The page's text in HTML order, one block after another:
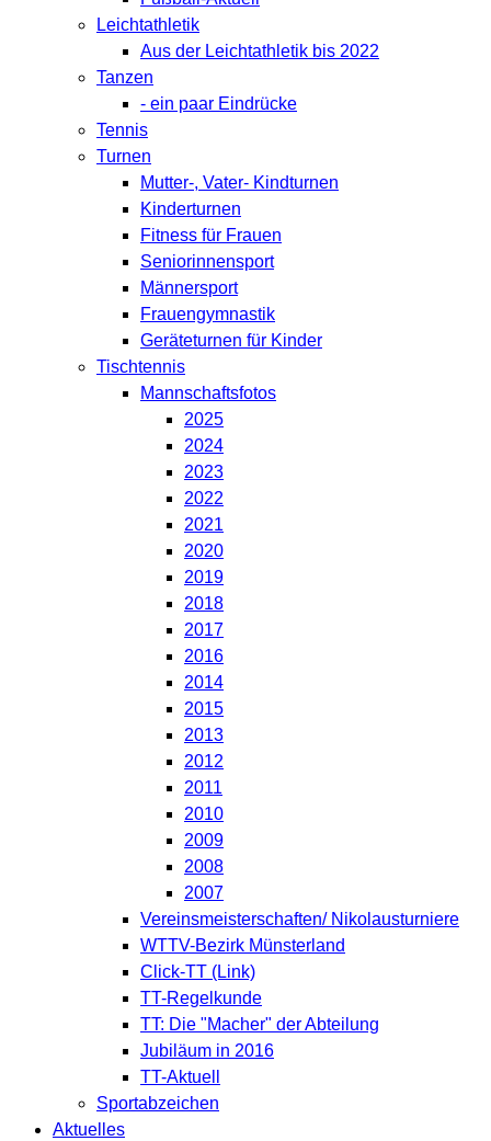
Leichtathletik
Aus der Leichtathletik bis 2022
Tanzen
- ein paar Eindrücke
Tennis
Turnen
Mutter-, Vater- Kindturnen
Kinderturnen
Fitness für Frauen
Seniorinnensport
Männersport
Frauengymnastik
Geräteturnen für Kinder
Tischtennis
Mannschaftsfotos
2025
2024
2023
2022
2021
2020
2019
2018
2017
2016
2014
2015
2013
2012
2011
2010
2009
2008
2007
Vereinsmeisterschaften/ Nikolausturniere
WTTV-Bezirk Münsterland
Click-TT (Link)
TT-Regelkunde
TT: Die "Macher" der Abteilung
Jubiläum in 2016
TT-Aktuell
Sportabzeichen
Aktuelles